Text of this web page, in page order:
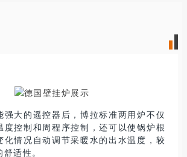
强大的遥控器后，博拉标准两用炉不仅
度控制和周程序控制，还可以使锅炉根
化情况自动调节采暖水的出水温度，较
舒适性 。